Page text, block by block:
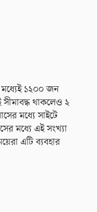
মধ্যেই ১২০০ জন
সীমাবদ্ধ থাকলেও ২
মধ্যে সাইটে
মধ্যে এই সংখ্যা
এটি ব্যবহার